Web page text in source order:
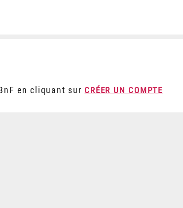
en cliquant sur CRÉER UN COMPTE